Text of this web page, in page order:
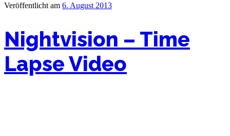
Veröffentlicht am 6. August 2013
Nightvision – Time
Lapse Video